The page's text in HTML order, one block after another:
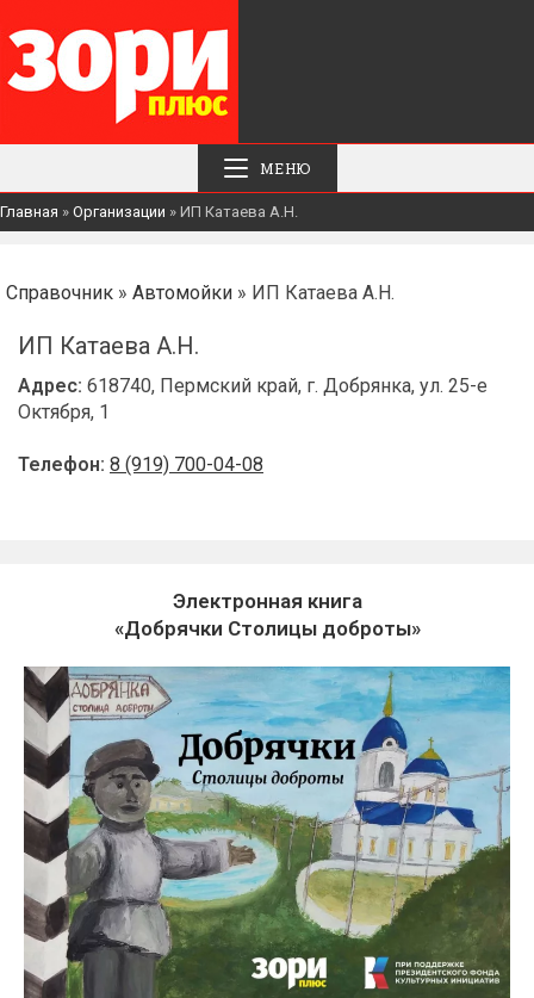
МЕНЮ
Главная » Организации » ИП Катаева А.Н.
Справочник » Автомойки » ИП Катаева А.Н.
ИП Катаева А.Н.
Адрес: 618740, Пермский край, г. Добрянка, ул. 25-е
Октября, 1
Телефон: 8 (919) 700-04-08
Электронная книга
«Добрячки Столицы доброты»